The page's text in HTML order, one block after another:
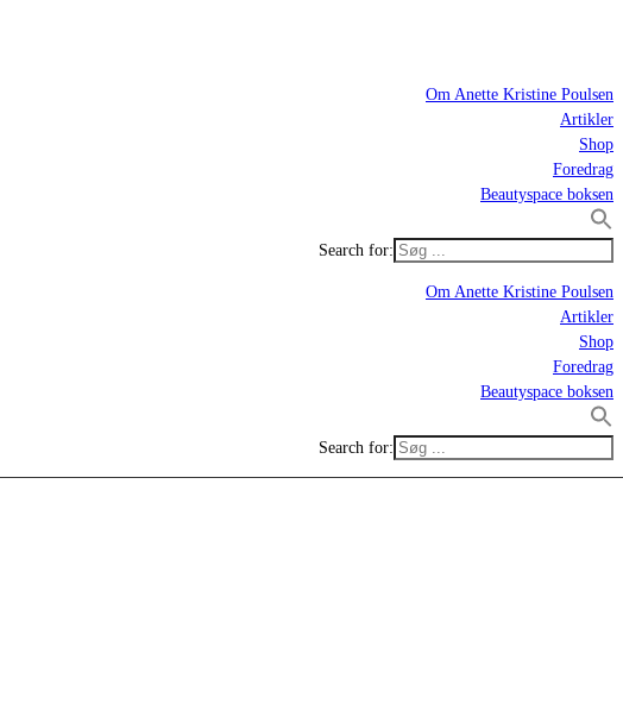
Om Anette Kristine Poulsen
Artikler
Shop
Foredrag
Beautyspace boksen
Search for:
Om Anette Kristine Poulsen
Artikler
Shop
Foredrag
Beautyspace boksen
Search for: